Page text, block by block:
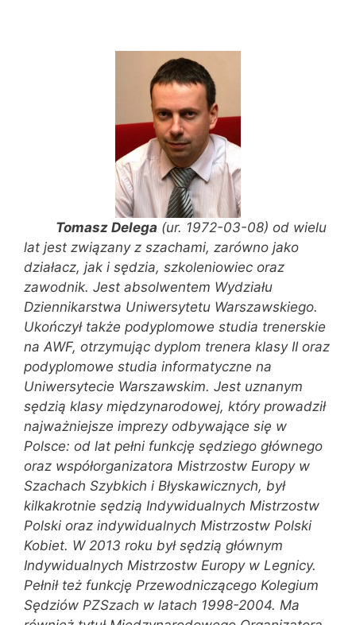
Tomasz Delega (ur. 1972-03-08) od wielu
lat jest związany z szachami, zarówno jako
działacz, jak i sędzia, szkoleniowiec oraz
zawodnik. Jest absolwentem Wydziału
Dziennikarstwa Uniwersytetu Warszawskiego.
Ukończył także podyplomowe studia trenerskie
na AWF, otrzymując dyplom trenera klasy II oraz
podyplomowe studia informatyczne na
Uniwersytecie Warszawskim. Jest uznanym
sędzią klasy międzynarodowej, który prowadził
najważniejsze imprezy odbywające się w
Polsce: od lat pełni funkcję sędziego głównego
oraz współorganizatora Mistrzostw Europy w
Szachach Szybkich i Błyskawicznych, był
kilkakrotnie sędzią Indywidualnych Mistrzostw
Polski oraz indywidualnych Mistrzostw Polski
Kobiet. W 2013 roku był sędzią głównym
Indywidualnych Mistrzostw Europy w Legnicy.
Pełnił też funkcję Przewodniczącego Kolegium
Sędziów PZSzach w latach 1998-2004. Ma